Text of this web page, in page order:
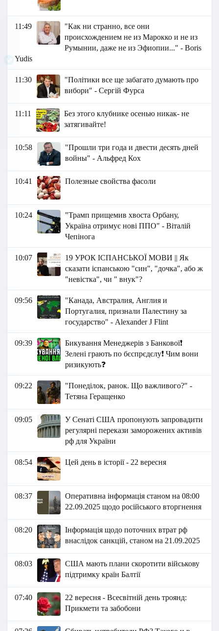
11:49
"Как ни странно, все они
происхождением не из Марокко и не из
Румынии, даже не из Эфиопии..." - Boris
Yudis
11:30
"Політики все ще забагато думають про
вибори" - Сергій Фурса
11:11
Без этого клубнике осенью никак- не
затягивайте!
10:58
"Прошли три года и двести десять дней
войны" - Альфред Кох
10:41 Полезные свойства фасоли
10:24
"Трамп прищемив хвоста Орбану,
Україна отримує нові ППО" - Віталій
Чепінога
10:07
19 УРОК ІСПАНСЬКОЇ МОВИ || Як
сказати іспанською "син", "дочка", або ж
"невістка", чи " внук"?
09:56
"Канада, Австралия, Англия и
Португалия, признали Палестину за
государство" - Аlexander J Flint
09:39
Бикування Менеджерів з Банкової❗
Зелені грають по бєспрєдєлу❗ Чим вони
ризикують❓
09:22
"Понеділок, ранок. Що важливого?" -
Тетяна Геращенко
09:05
У Сенаті США пропонують запровадити
регулярні перекази заморожених активів
рф для України
08:54 Цей день в історії - 22 вересня
08:37
Оперативна інформація станом на 08:00
22.09.2025 щодо російського вторгнення
08:20
Інформація щодо поточних втрат рф
внаслідок санкцій, станом на 21.09.2025
08:03
США мають плани скоротити військову
підтримку країн Балтії
07:40
22 вересня - Всесвітній день троянд:
Прикмети та забобони